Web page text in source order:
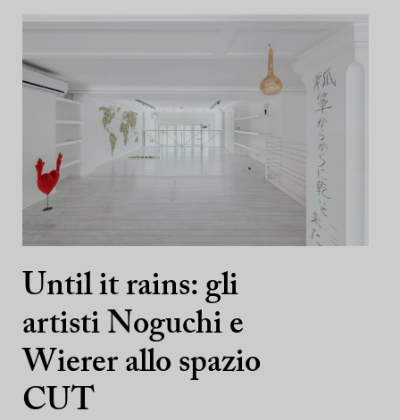
Until it rains: gli
artisti Noguchi e
Wierer allo spazio
CUT